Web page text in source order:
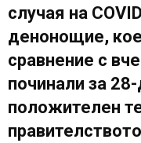
случая на
денонощие,
сравнение с
починали за
положителен